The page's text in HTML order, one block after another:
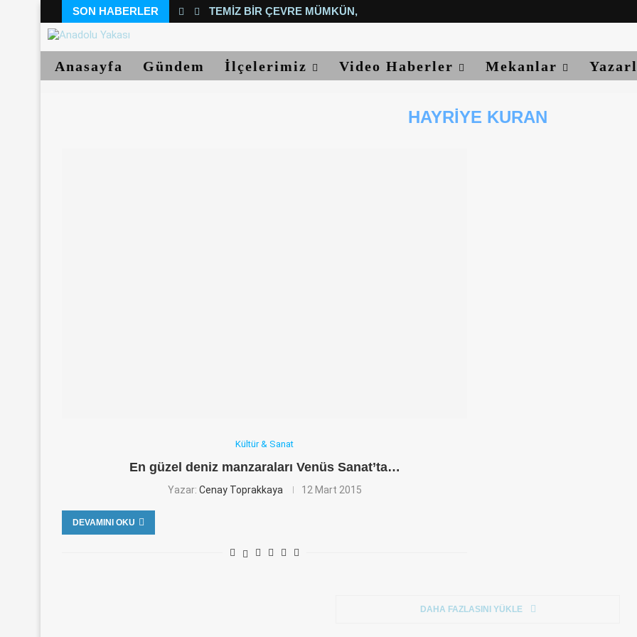
SON HABERLER TEMIZ BIR ÇEVRE MÜMKÜN, YETER...
Anasayfa Gündem İlçelerimiz Video Haberler Mekanlar
HAYRIYE KURAN
Kültür & Sanat
En güzel deniz manzaraları Venüs Sanat’ta…
Yazar: Cenay Toprakkaya 12 Mart 2015
DEVAMINI OKU
DAHA FAZLASINI YÜKLE